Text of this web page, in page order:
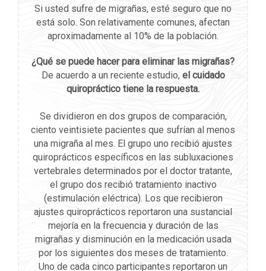
Si usted sufre de migrañas, esté seguro que no
está solo. Son relativamente comunes, afectan
aproximadamente al 10% de la población.
¿Qué se puede hacer para eliminar las migrañas?
De acuerdo a un reciente estudio,el cuidado
quiropráctico tiene la respuesta.
Se dividieron en dos grupos de comparación,
ciento veintisiete pacientes que sufrían al menos
una migraña al mes. El grupo uno recibió ajustes
quiroprácticos específicos en las subluxaciones
vertebrales determinados por el doctor tratante,
el grupo dos recibió tratamiento inactivo
(estimulación eléctrica). Los que recibieron
ajustes quiroprácticos reportaron una sustancial
mejoría en la frecuencia y duración de las
migrañas y disminución en la medicación usada
por los siguientes dos meses de tratamiento.
Uno de cada cinco participantes reportaron un